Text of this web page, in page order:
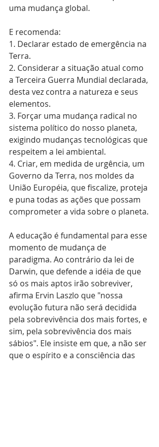
uma mudança global.
E recomenda:
1. Declarar estado de emergência na
Terra.
2. Considerar a situação atual como
a Terceira Guerra Mundial declarada,
desta vez contra a natureza e seus
elementos.
3. Forçar uma mudança radical no
sistema político do nosso planeta,
exigindo mudanças tecnológicas que
respeitem a lei ambiental.
4. Criar, em medida de urgência, um
Governo da Terra, nos moldes da
União Européia, que fiscalize, proteja
e puna todas as ações que possam
comprometer a vida sobre o planeta.
A educação é fundamental para esse
momento de mudança de
paradigma. Ao contrário da lei de
Darwin, que defende a idéia de que
só os mais aptos irão sobreviver,
afirma Ervin Laszlo que "nossa
evolução futura não será decidida
pela sobrevivência dos mais fortes, e
sim, pela sobrevivência dos mais
sábios". Ele insiste em que, a não ser
que o espírito e a consciência das